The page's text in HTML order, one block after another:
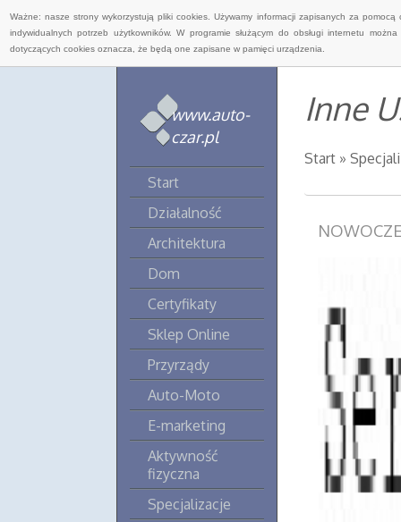
Ważne: nasze strony wykorzystują pliki cookies. Używamy informacji zapisanych za
indywidualnych potrzeb użytkowników. W programie służącym do obsługi internetu
dotyczących cookies oznacza, że będą one zapisane w pamięci urządzenia.
www.auto-
czar.pl
Start
Działalność
Architektura
Dom
Certyfikaty
Sklep Online
Przyrządy
Auto-Moto
E-marketing
Aktywność
fizyczna
Specjalizacje
Inne
Start »